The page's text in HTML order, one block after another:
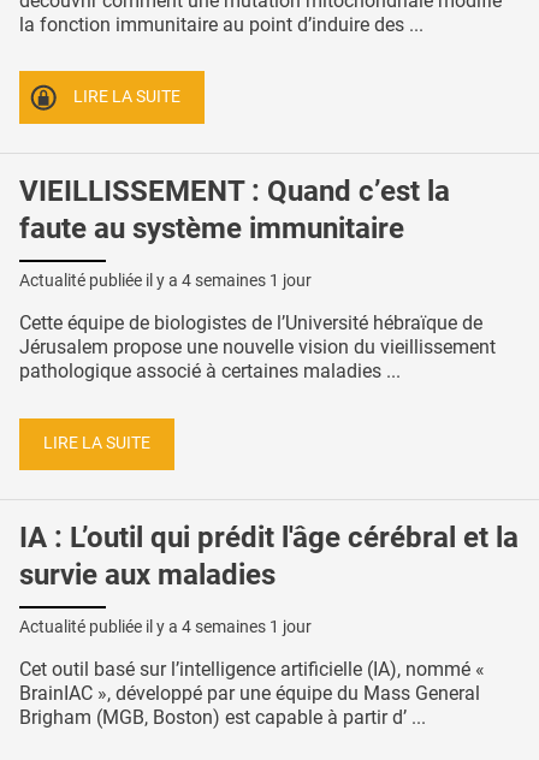
la fonction immunitaire au point d’induire des ...
LIRE LA SUITE
VIEILLISSEMENT : Quand c’est la
faute au système immunitaire
Actualité publiée il y a 4 semaines 1 jour
Cette équipe de biologistes de l’Université hébraïque de
Jérusalem propose une nouvelle vision du vieillissement
pathologique associé à certaines maladies ...
LIRE LA SUITE
IA : L’outil qui prédit l'âge cérébral et la
survie aux maladies
Actualité publiée il y a 4 semaines 1 jour
Cet outil basé sur l’intelligence artificielle (IA), nommé «
BrainIAC », développé par une équipe du Mass General
Brigham (MGB, Boston) est capable à partir d’ ...